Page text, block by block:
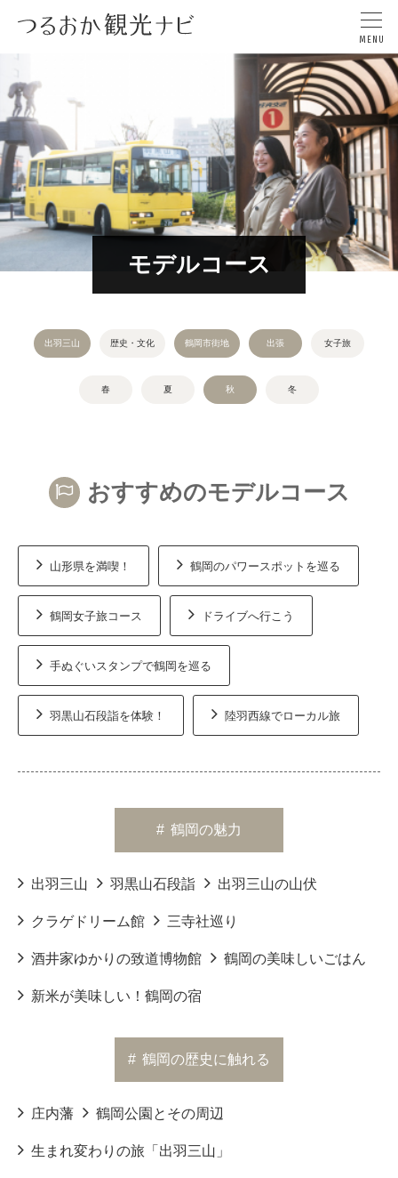
モデルコース
出羽三山 歴史・文化 鶴岡市街地 出張 女子旅
春 夏 秋 冬
おすすめのモデルコース
山形県を満喫！ 鶴岡のパワースポットを巡る
鶴岡女子旅コース ドライブへ行こう
手ぬぐいスタンプで鶴岡を巡る
羽黒山石段詣を体験！ 陸羽西線でローカル旅
# 鶴岡の魅力
出羽三山 羽黒山石段詣 出羽三山の山伏
クラゲドリーム館 三寺社巡り
酒井家ゆかりの致道博物館 鶴岡の美味しいごはん
新米が美味しい！鶴岡の宿
# 鶴岡の歴史に触れる
庄内藩 鶴岡公園とその周辺
生まれ変わりの旅「出羽三山」